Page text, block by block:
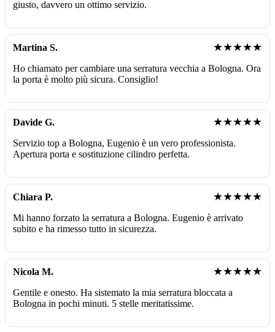
giusto, davvero un ottimo servizio.
Martina S. ★★★★★
Ho chiamato per cambiare una serratura vecchia a Bologna. Ora
la porta è molto più sicura. Consiglio!
Davide G. ★★★★★
Servizio top a Bologna, Eugenio è un vero professionista.
Apertura porta e sostituzione cilindro perfetta.
Chiara P. ★★★★★
Mi hanno forzato la serratura a Bologna. Eugenio è arrivato
subito e ha rimesso tutto in sicurezza.
Nicola M. ★★★★★
Gentile e onesto. Ha sistemato la mia serratura bloccata a
Bologna in pochi minuti. 5 stelle meritatissime.